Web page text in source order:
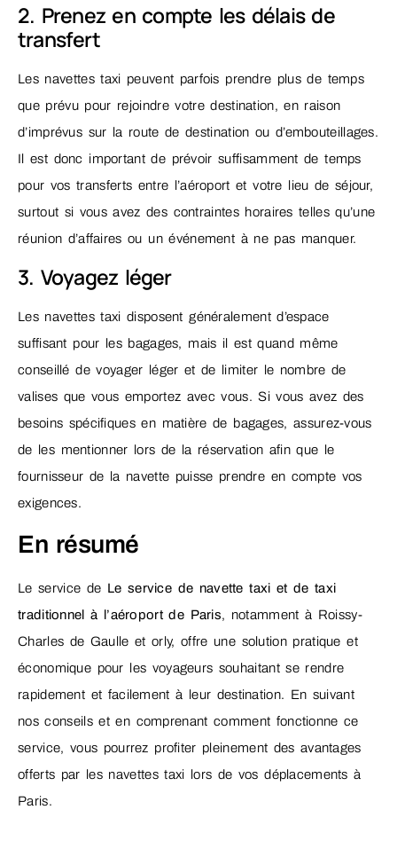
2. Prenez en compte les délais de
transfert
Les navettes taxi peuvent parfois prendre plus de temps
que prévu pour rejoindre votre destination, en raison
d’imprévus sur la route de destination ou d’embouteillages.
Il est donc important de prévoir suffisamment de temps
pour vos transferts entre l’aéroport et votre lieu de séjour,
surtout si vous avez des contraintes horaires telles qu’une
réunion d’affaires ou un événement à ne pas manquer.
3. Voyagez léger
Les navettes taxi disposent généralement d’espace
suffisant pour les bagages, mais il est quand même
conseillé de voyager léger et de limiter le nombre de
valises que vous emportez avec vous. Si vous avez des
besoins spécifiques en matière de bagages, assurez-vous
de les mentionner lors de la réservation afin que le
fournisseur de la navette puisse prendre en compte vos
exigences.
En résumé
Le service de Le service de navette taxi et de taxi
traditionnel à l’aéroport de Paris, notamment à Roissy-
Charles de Gaulle et orly, offre une solution pratique et
économique pour les voyageurs souhaitant se rendre
rapidement et facilement à leur destination. En suivant
nos conseils et en comprenant comment fonctionne ce
service, vous pourrez profiter pleinement des avantages
offerts par les navettes taxi lors de vos déplacements à
Paris.